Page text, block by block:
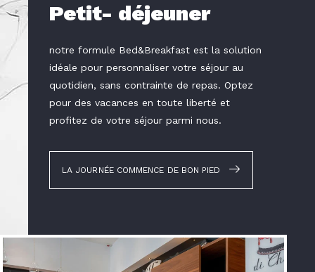
Petit- déjeuner
notre formule Bed&Breakfast est la solution
idéale pour personnaliser votre séjour au
quotidien, sans contrainte de repas. Optez
pour des vacances en toute liberté et
profitez de votre séjour parmi nous.
LA JOURNÉE COMMENCE DE BON PIED